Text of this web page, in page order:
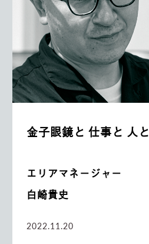
金子眼鏡と 仕事と 人と
エリアマネージャー
白崎貴史
2022.11.20